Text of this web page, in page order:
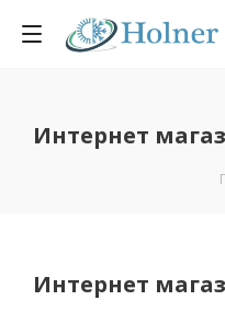
Интернет
Интернет